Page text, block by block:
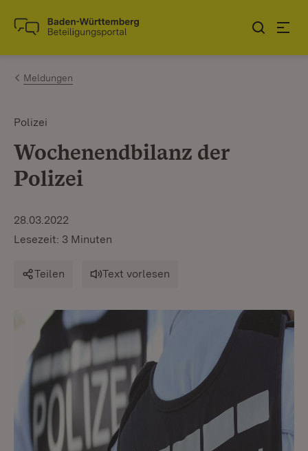
Zum Inhalt springen
Link zur Startseite
Meldungen
Polizei
Wochenendbilanz der
Polizei
28.03.2022
Lesezeit: 3 Minuten
Teilen Text vorlesen